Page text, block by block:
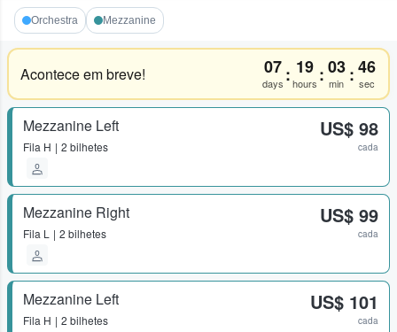
Orchestra Mezzanine
Acontece em breve! 07
days : 19
hours :03
min :46
sec
Mezzanine Left
Fila H 2 bilhetes
US$ 98
cada
Mezzanine Right
Fila L 2 bilhetes
US$ 99
cada
Mezzanine Left
Fila H 2 bilhetes
US$ 101
cada